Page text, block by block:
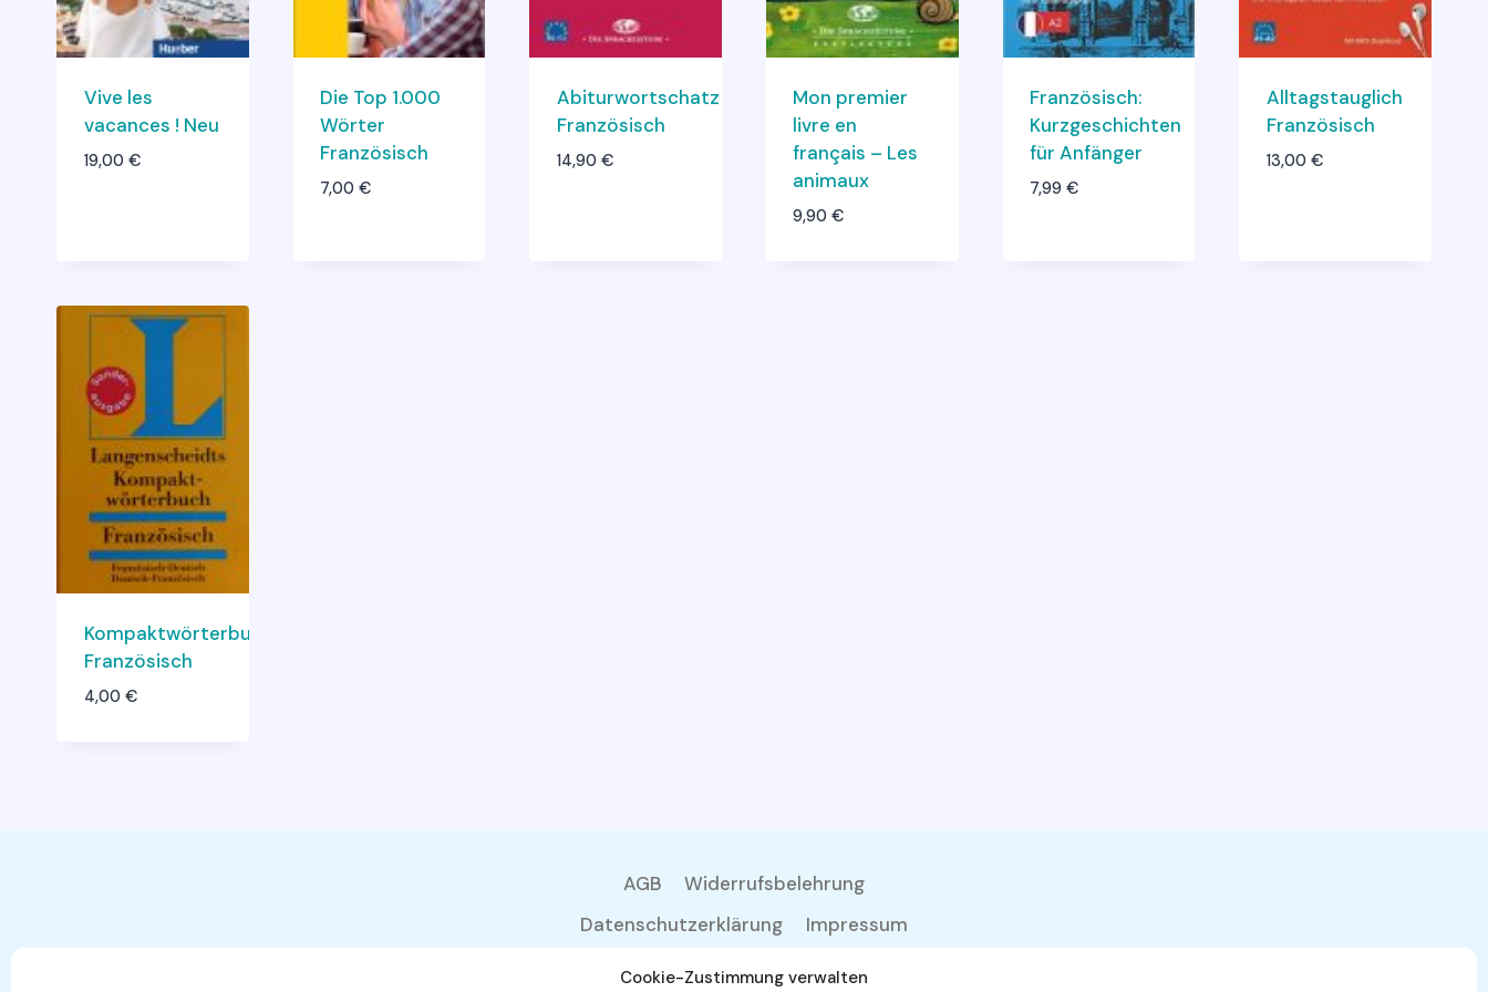
Cookie-Zustimmung verwalten
Vive les
vacances ! Neu
19,00 €
Die Top 1.000
Wörter
Französisch
7,00€
Abiturwortschatz
Französisch
14,90 €
Mon premier
livre en
français – Les
animaux
9,90€
Französisch:
Kurzgeschichten
für Anfänger
7,99€
Alltagstauglich
Französisch
13,00 €
Kompaktwörterbuch
Französisch
4,00 €
AGB
Widerrufsbelehrung
Datenschutzerklärung
Impressum